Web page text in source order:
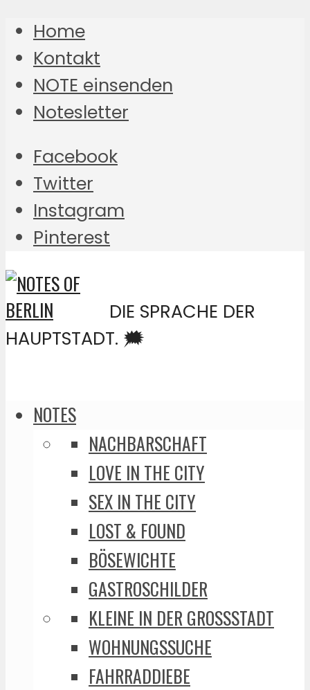
Home
Kontakt
NOTE einsenden
Notesletter
Facebook
Twitter
Instagram
Pinterest
DIE SPRACHE DER
HAUPTSTADT. 🗯️
NOTES
NACHBARSCHAFT
LOVE IN THE CITY
SEX IN THE CITY
LOST & FOUND
BÖSEWICHTE
GASTROSCHILDER
KLEINE IN DER GROSSSTADT
WOHNUNGSSUCHE
FAHRRADDIEBE